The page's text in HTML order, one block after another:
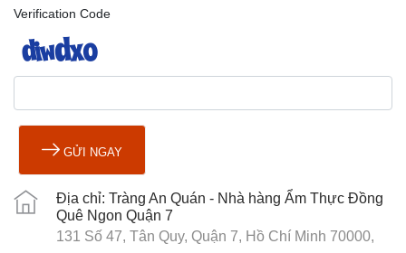
Verification Code
GỬI NGAY
Địa chỉ: Tràng An Quán - Nhà hàng Ẩm Thực Đồng
Quê Ngon Quận 7
131 Số 47, Tân Quy, Quận 7, Hồ Chí Minh 70000,